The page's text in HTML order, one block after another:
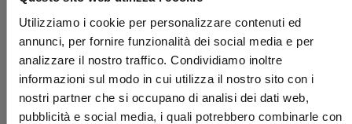
Utilizziamo i cookie per personalizzare contenuti ed
annunci, per fornire funzionalità dei social media e per
analizzare il nostro traffico. Condividiamo inoltre
informazioni sul modo in cui utilizza il nostro sito con i
nostri partner che si occupano di analisi dei dati web,
pubblicità e social media, i quali potrebbero combinarle con